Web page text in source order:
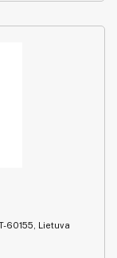
60155, Lietuva